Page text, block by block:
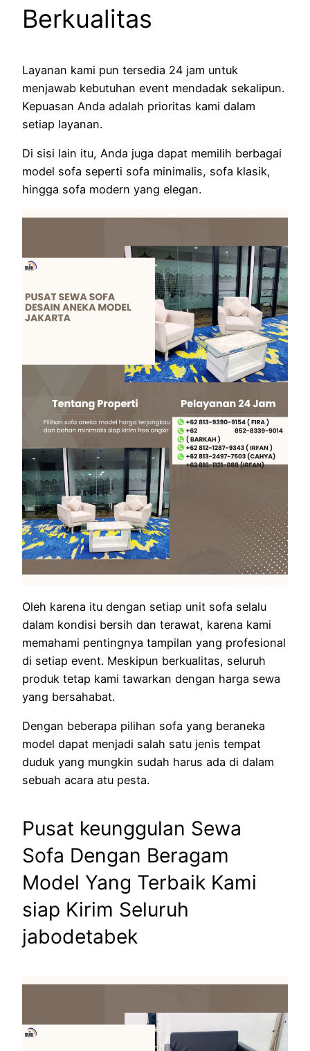
Berkualitas
Layanan kami pun tersedia 24 jam untuk
menjawab kebutuhan event mendadak sekalipun.
Kepuasan Anda adalah prioritas kami dalam
setiap layanan.
Di sisi lain itu, Anda juga dapat memilih berbagai
model sofa seperti sofa minimalis, sofa klasik,
hingga sofa modern yang elegan.
Oleh karena itu dengan setiap unit sofa selalu
dalam kondisi bersih dan terawat, karena kami
memahami pentingnya tampilan yang profesional
di setiap event. Meskipun berkualitas, seluruh
produk tetap kami tawarkan dengan harga sewa
yang bersahabat.
Dengan beberapa pilihan sofa yang beraneka
model dapat menjadi salah satu jenis tempat
duduk yang mungkin sudah harus ada di dalam
sebuah acara atu pesta.
Pusat keunggulan Sewa
Sofa Dengan Beragam
Model Yang Terbaik Kami
siap Kirim Seluruh
jabodetabek